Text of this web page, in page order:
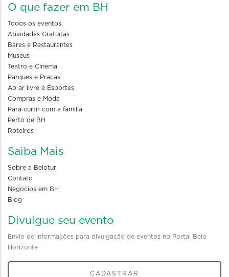
O que fazer em BH
Todos os eventos
Atividades Gratuitas
Bares e Restaurantes
Museus
Teatro e Cinema
Parques e Praças
Ao ar livre e Esportes
Compras e Moda
Para curtir com a familia
Perto de BH
Roteiros
Saiba Mais
Sobre a Belotur
Contato
Negócios em BH
Blog
Divulgue seu evento
Envio de informações para divulgação de eventos no Portal Belo
Horizonte
CADASTRAR